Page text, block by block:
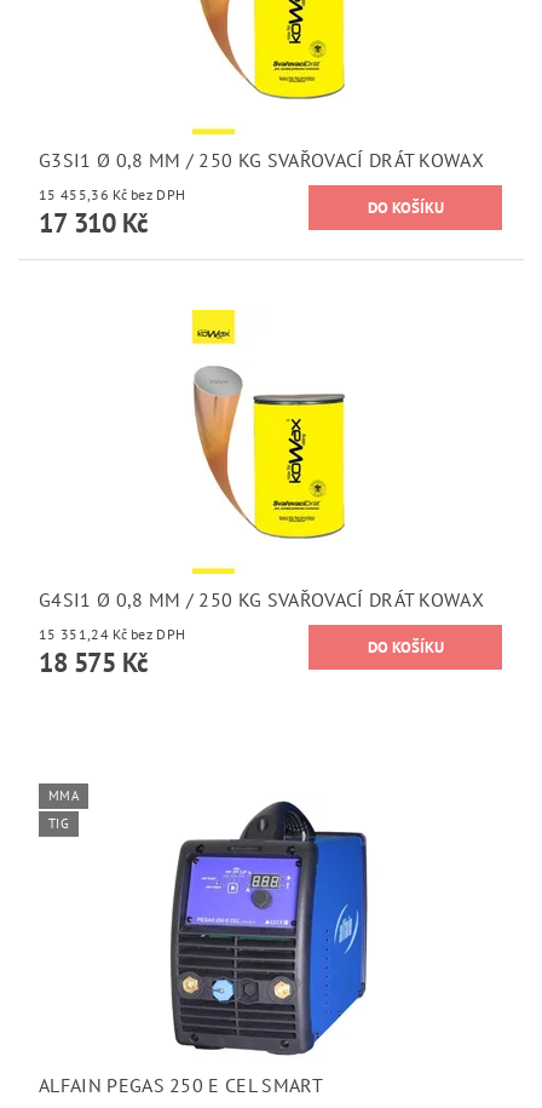
G3SI1 Ø 0,8 MM / 250 KG SVAŘOVACÍ DRÁT KOWAX
15 455,36 Kč bez DPH
17 310 Kč
G4SI1 Ø 0,8 MM / 250 KG SVAŘOVACÍ DRÁT KOWAX
15 351,24 Kč bez DPH
18 575 Kč
MMA
TIG
ALFAIN PEGAS 250 E CEL SMART